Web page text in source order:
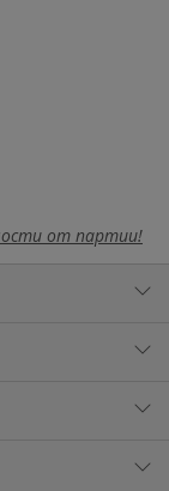
от партии!